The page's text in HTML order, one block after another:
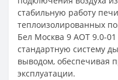
стабильную работу
теплоизолированных
Бел Москва 9 АОТ 9.0-01
стандартную систему
выводом, обеспечивая
эксплуатации.